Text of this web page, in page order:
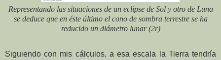
Representando las situaciones de un eclipse de Sol y otro de Luna
se deduce que en éste último el cono de sombra terrestre se ha
reducido un diámetro lunar (2r)
Siguiendo con mis cálculos, a esa escala la Tierra tendría